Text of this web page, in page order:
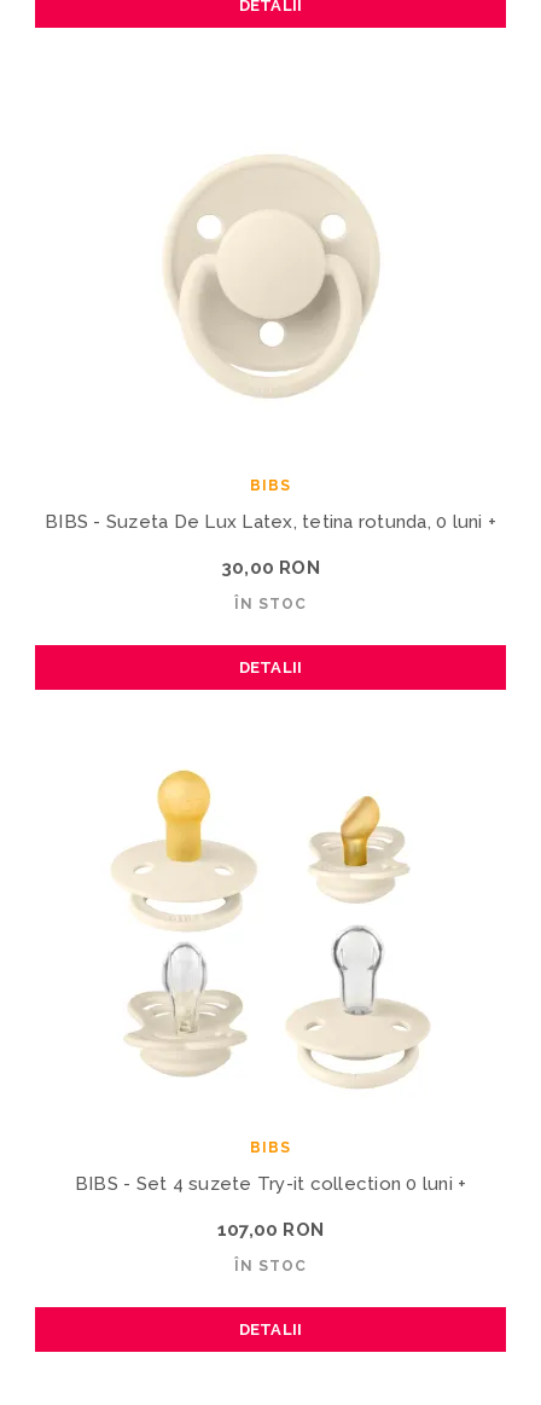
DETALII
BIBS
BIBS - Suzeta De Lux Latex, tetina rotunda, 0 luni +
30,00 RON
ÎN STOC
DETALII
BIBS
BIBS - Set 4 suzete Try-it collection 0 luni +
107,00 RON
ÎN STOC
DETALII